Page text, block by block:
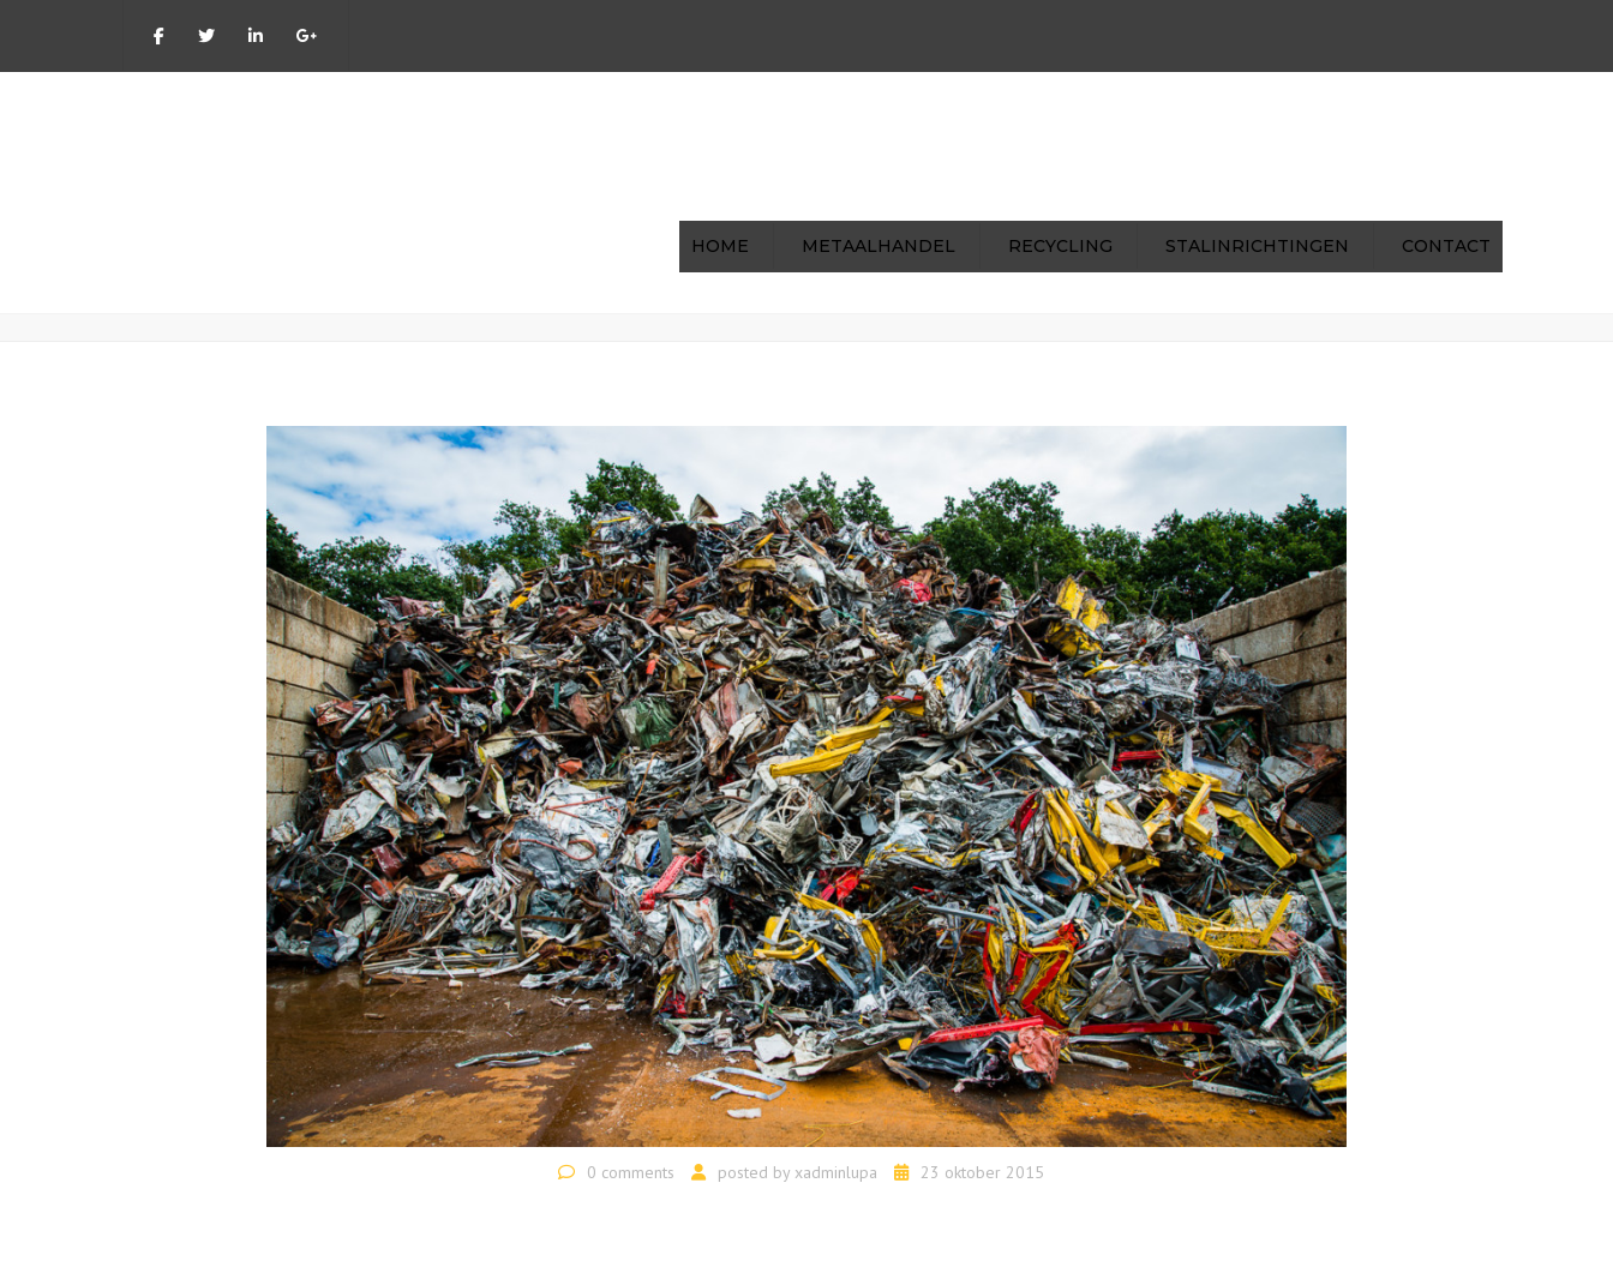
HOME METAALHANDEL RECYCLING STALINRICHTINGEN CONTACT
Home Recycling 2015_08_Menten-Hilkens_133
0 comments posted by xadminlupa 23 oktober 2015